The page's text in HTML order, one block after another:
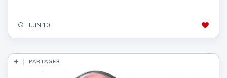
JUIN 10
PARTAGER